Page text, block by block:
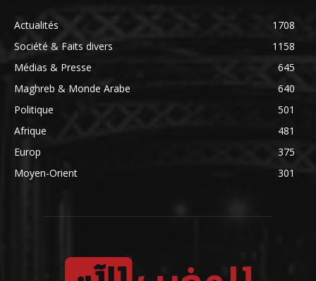
Actualités
1708
Société & Faits divers
1158
Médias & Presse
645
Maghreb & Monde Arabe
640
Politique
501
Afrique
481
Europ
375
Moyen-Orient
301